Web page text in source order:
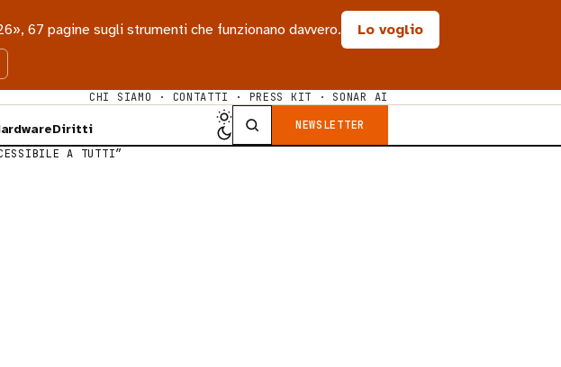
67 pagine sugli strumenti che funzionano davvero. Lo voglio
CHI SIAMO · CONTATTI · PRESS KIT · SONAR AI
Diritti
NEWSLETTER
A TUTTI”